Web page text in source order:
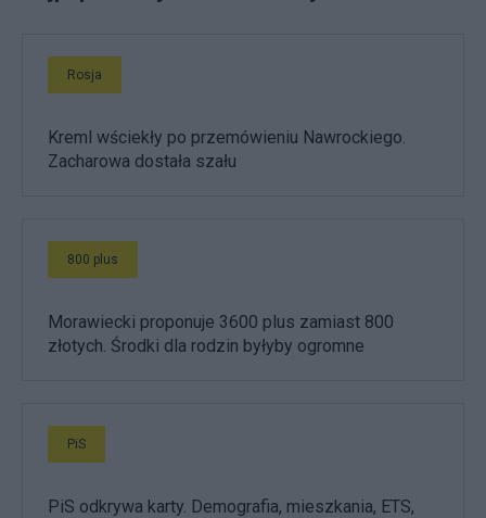
Rosja
Kreml wściekły po przemówieniu Nawrockiego.
Zacharowa dostała szału
800 plus
Morawiecki proponuje 3600 plus zamiast 800
złotych. Środki dla rodzin byłyby ogromne
PiS
PiS odkrywa karty. Demografia, mieszkania, ETS,